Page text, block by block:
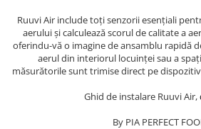
Ruuvi Air include toți senzorii esențiali
aerului și calculează scorul de calitate a
oferindu-vă o imagine de ansamblu rapidă
aerul din interiorul locuinței sau a
măsurătorile sunt trimise direct pe
Ghid de instalare Ruuvi Air,
By PIA PERFECT